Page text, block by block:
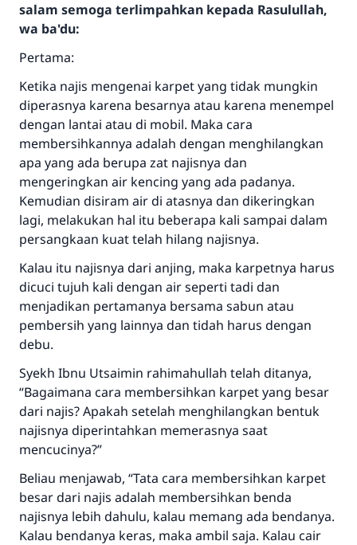
salam semoga terlimpahkan kepada Rasulullah,
wa ba'du:
Pertama:
Ketika najis mengenai karpet yang tidak mungkin
diperasnya karena besarnya atau karena menempel
dengan lantai atau di mobil. Maka cara
membersihkannya adalah dengan menghilangkan
apa yang ada berupa zat najisnya dan
mengeringkan air kencing yang ada padanya.
Kemudian disiram air di atasnya dan dikeringkan
lagi, melakukan hal itu beberapa kali sampai dalam
persangkaan kuat telah hilang najisnya.
Kalau itu najisnya dari anjing, maka karpetnya harus
dicuci tujuh kali dengan air seperti tadi dan
menjadikan pertamanya bersama sabun atau
pembersih yang lainnya dan tidah harus dengan
debu.
Syekh Ibnu Utsaimin rahimahullah telah ditanya,
“Bagaimana cara membersihkan karpet yang besar
dari najis? Apakah setelah menghilangkan bentuk
najisnya diperintahkan memerasnya saat
mencucinya?”
Beliau menjawab, “Tata cara membersihkan karpet
besar dari najis adalah membersihkan benda
najisnya lebih dahulu, kalau memang ada bendanya.
Kalau bendanya keras, maka ambil saja. Kalau cair